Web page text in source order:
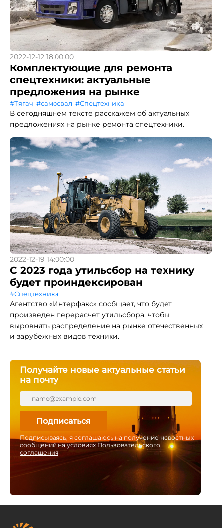
2022-12-12 18:00:00
Комплектующие для ремонта
спецтехники: актуальные
предложения на рынке
#Тягач #самосвал #Спецтехника
В сегодняшнем тексте расскажем об актуальных
предложениях на рынке ремонта спецтехники.
2022-12-19 14:00:00
C 2023 года утильсбор на технику
будет проиндексирован
#Спецтехника
Агентство «Интерфакс» сообщает, что будет
произведен перерасчет утильсбора, чтобы
выровнять распределение на рынке отечественных
и зарубежных видов техники.
Получайте новые актуальные статьи
на почту
Подписаться
Подписываясь, я соглашаюсь на получение новостных
сообщений на условияхПользовательского
соглашения